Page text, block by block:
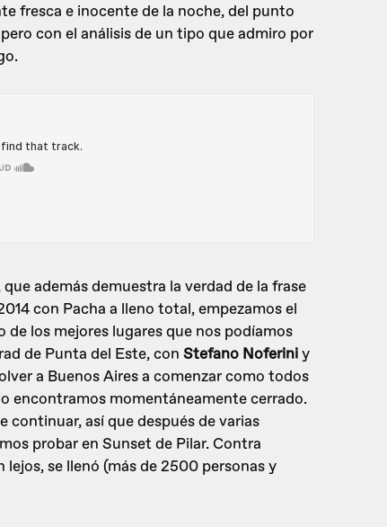
fresca e inocente de la noche, del punto
con el análisis de un tipo que admiro por
además demuestra la verdad de la frase
con Pacha a lleno total, empezamos el
de los mejores lugares que nos podíamos
de Punta del Este, con Stefano Noferiniy
a Buenos Aires a comenzar como todos
encontramos momentáneamente cerrado.
continuar, así que después de varias
probar en Sunset de Pilar. Contra
se llenó (más de 2500 personas y